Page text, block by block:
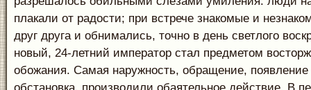
плакали от радости; при встрече знакомые и
друг друга и обнимались, точно в день светлого
новый, 24-летний император стал предметом
обожания. Самая наружность, обращение, появление
обстановка, производили обаятельное действие. В